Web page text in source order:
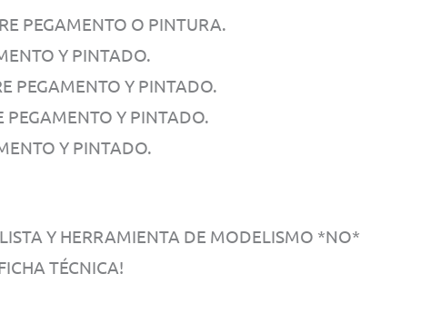
PEGAMENTO O PINTURA.
Y PINTADO.
PEGAMENTO Y PINTADO.
PEGAMENTO Y PINTADO.
Y PINTADO.
Y HERRAMIENTA DE MODELISMO *NO*
TÉCNICA!